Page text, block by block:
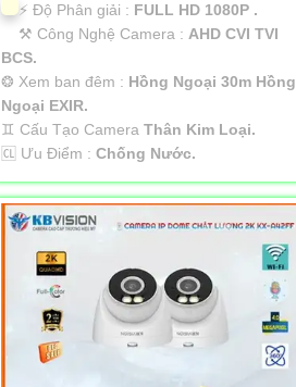
️⚡ Độ Phân giải : FULL HD 1080P .
⚒ Công Nghệ Camera : AHD CVI TVI
BCS.
❂ Xem ban đêm : Hồng Ngoại 30m Hồng
Ngoại EXIR.
♊ Cấu Tạo Camera Thân Kim Loại.
️🆑 Ưu Điểm : Chống Nước.